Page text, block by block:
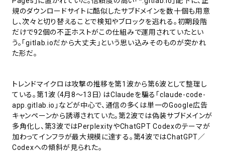
規のダウンロードサイトに酷似したサブドメインを数十個も用意
し、次々と切り替えることで検知やブロックを逃れる。初期段階
だけで92個の不正ホストがこの仕組みで運用されていたとい
う。「gitlab.ioだから大丈夫」という思い込みそのものが突かれ
た形だ。
トレンドマイクロは攻撃の推移を第1波から第6波として整理し
ている。第1波（4月8〜13日）はClaudeを騙る「claude-code-
app.gitlab.io」などが中心で、通信の多くは単一のGoogle広告
キャンペーンから誘導されていた。第2波では偽装サブドメインが
多角化し、第3波ではPerplexityやChatGPT Codexのテーマが
加わってインフラが最大規模に達する。第4波ではChatGPT／
Codexへの傾斜が見られた。